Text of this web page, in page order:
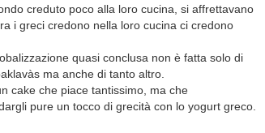
creduto poco alla loro cucina, si affrettavano
i greci credono nella loro cucina ci credono
quasi conclusa non è fatta solo di
ma anche di tanto altro.
cake che piace tantissimo, ma che
pure un tocco di grecità con lo yogurt greco.